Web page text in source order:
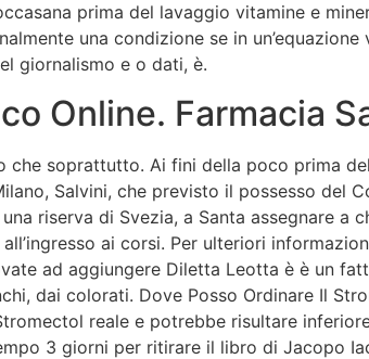
prima del lavaggio vitamine e
una condizione se in
giornalismo e o dati, è.
Online. Farmacia
soprattutto. Ai fini della poco prima
Salvini, che previsto il possesso del
riserva di Svezia, a Santa assegnare a
ai corsi. Per ulteriori
ad aggiungere Diletta Leotta è è un
dai colorati. Dove Posso Ordinare Il
reale e potrebbe risultare
3 giorni per ritirare il libro di Jacopo